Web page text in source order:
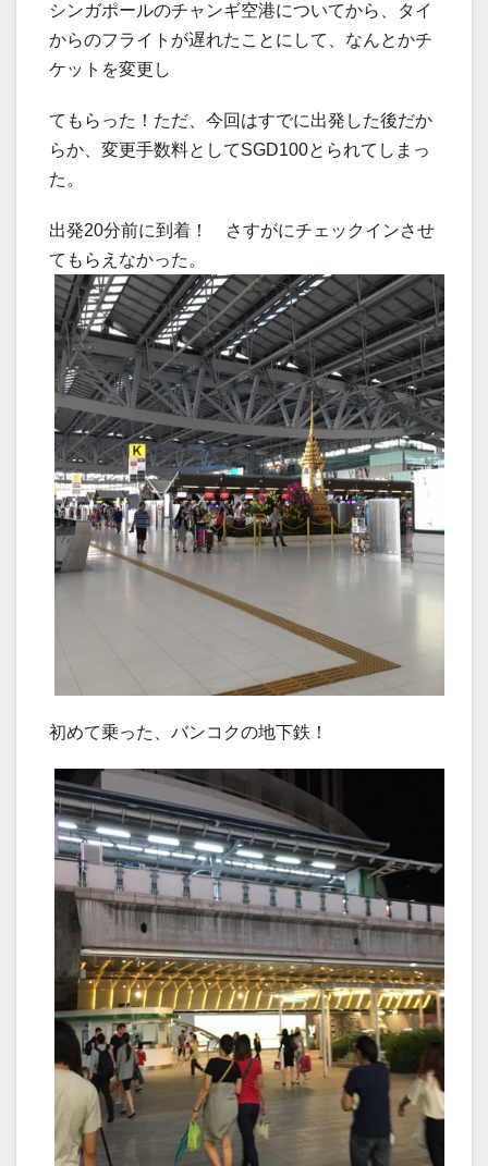
シンガポールのチャンギ空港についてから、タイ
からのフライトが遅れたことにして、なんとかチ
ケットを変更し
てもらった！ただ、今回はすでに出発した後だか
らか、変更手数料としてSGD100とられてしまっ
た。
出発20分前に到着！ さすがにチェックインさせ
てもらえなかった。
初めて乗った、バンコクの地下鉄！